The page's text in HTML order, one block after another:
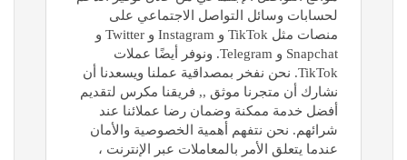
لحسابات وسائل التواصل الاجتماعي على
منصات مثل TikTok و Instagram و Twitter و
Snapchat و Telegram. ونوفر أيضًا عملات
TikTok. نحن نفخر بمصداقية عملنا ويسعدنا أن
نشارك أن متجرنا موثق ,, فريقنا مكرس لتقديم
أفضل خدمة ممكنة وضمان رضا عملائنا عند
شرائهم. نحن نتفهم أهمية الخصوصية والأمان
عندما يتعلق الأمر بالمعاملات عبر الإنترنت ،